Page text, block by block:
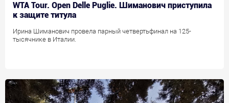
WTA Tour. Open Delle Puglie. Шиманович приступила
к защите титула
Ирина Шиманович провела парный четвертьфинал на 125-
тысячнике в Италии.